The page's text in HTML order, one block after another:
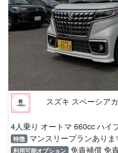
スズキ スペーシア
4人乗り オートマ 660cc ハイ
特徴 マンスリープランありま
利用可能オプション 免責補償 免